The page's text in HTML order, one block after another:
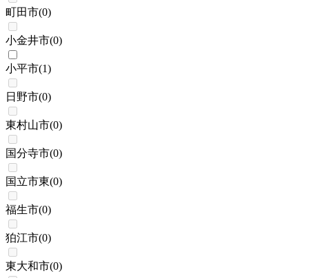
町田市(0)
小金井市(0)
小平市(1)
日野市(0)
東村山市(0)
国分寺市(0)
国立市東(0)
福生市(0)
狛江市(0)
東大和市(0)